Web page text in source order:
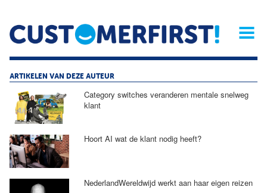
Home Opinie Archief
Magazine
Service
Buyers'Guide
ARTIKELEN VAN DEZE AUTEUR
Category switches veranderen mentale snelweg
klant
Hoort AI wat de klant nodig heeft?
NederlandWereldwijd werkt aan haar eigen reizen